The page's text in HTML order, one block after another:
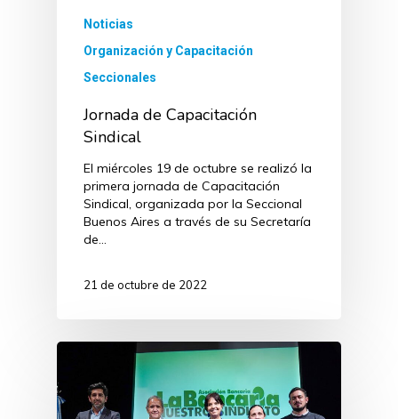
Noticias
Organización y Capacitación
Seccionales
Jornada de Capacitación
Sindical
El miércoles 19 de octubre se realizó la
primera jornada de Capacitación
Sindical, organizada por la Seccional
Buenos Aires a través de su Secretaría
de…
21 de octubre de 2022